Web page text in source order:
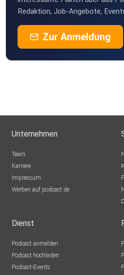
Redaktion, Job-Angebote,
Zur Anmeldung
Unternehmen
Team
Karriere
Impressum
Werben auf podcast.de
Dienst
Podcast anmelden
Podcast hochladen
Podcast-Events